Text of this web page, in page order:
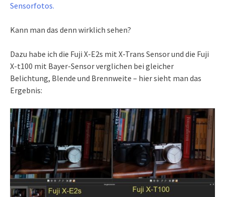
Sensorfotos.
Kann man das denn wirklich sehen?
Dazu habe ich die Fuji X-E2s mit X-Trans Sensor und die Fuji
X-t100 mit Bayer-Sensor verglichen bei gleicher
Belichtung, Blende und Brennweite – hier sieht man das
Ergebnis: